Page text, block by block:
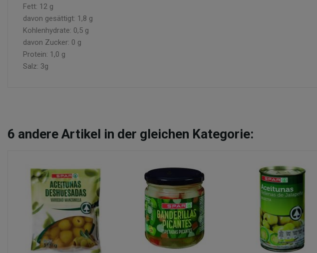
Fett: 12 g
davon gesättigt: 1,8 g
Kohlenhydrate: 0,5 g
davon Zucker: 0 g
Protein: 1,0 g
Salz: 3g
6 andere Artikel in der gleichen Kategorie: